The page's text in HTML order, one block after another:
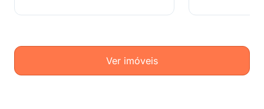
Ver imóveis